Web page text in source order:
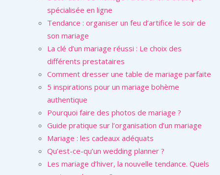
spécialisée en ligne
Tendance : organiser un feu d’artifice le soir de
son mariage
La clé d’un mariage réussi : Le choix des
différents prestataires
Comment dresser une table de mariage parfaite
5 inspirations pour un mariage bohème
authentique
Pourquoi faire des photos de mariage ?
Guide pratique sur l’organisation d’un mariage
Mariage : les cadeaux adéquats
Qu’est-ce-qu’un wedding planner ?
Les mariage d’hiver, la nouvelle tendance. Quels